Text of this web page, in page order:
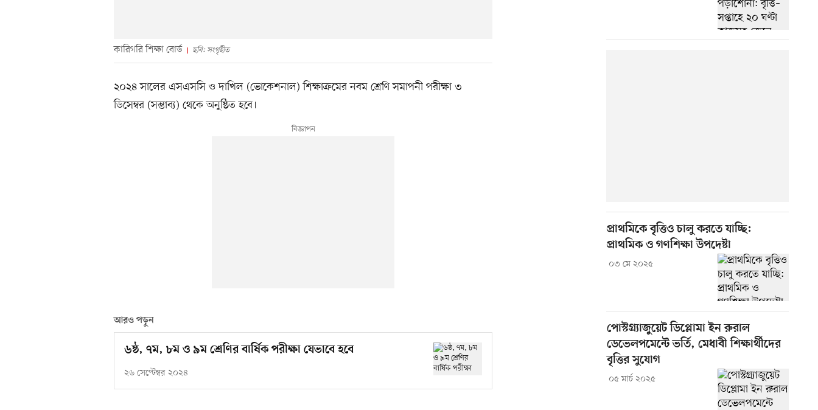
কারিগরি শিক্ষা বোর্ড ছবি: সংগৃহীত
২০২৪ সালের এসএসসি ও দাখিল (ভোকেশনাল) শিক্ষাক্রমের নবম শ্রেণি সমাপনী পরীক্ষা ৩
ডিসেম্বর (সম্ভাব্য) থেকে অনুষ্ঠিত হবে।
আরও পড়ুন
৬ষ্ঠ, ৭ম, ৮ম ও ৯ম শ্রেণির বার্ষিক পরীক্ষা যেভাবে হবে
২৬ সেপ্টেম্বর ২০২৪
প্রাথমিকে বৃত্তিও চালু করতে যাচ্ছি:
প্রাথমিক ও গণশিক্ষা উপদেষ্টা
০৩ মে ২০২৫
পোস্টগ্র্যাজুয়েট ডিপ্লোমা ইন রুরাল
ডেভেলপমেন্টে ভর্তি, মেধাবী শিক্ষার্থীদের
বৃত্তির সুযোগ
০৫ মার্চ ২০২৫